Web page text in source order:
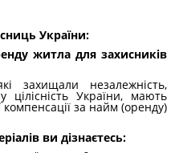
України:
житла для захисників
захищали незалежність,
цілісність України, мають
за найм (оренду)
ви дізнаєтесь: